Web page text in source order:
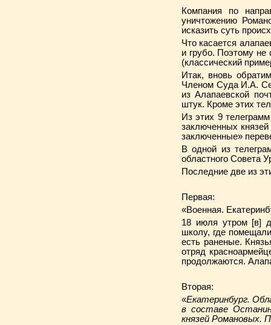
Компания по
уничтожению
исказить суть
Что касается
и грубо. Поэтому не
(классический
Итак, вновь
Членом Суда И.А.
из Алапаевской
штук. Кроме этих
Из этих 9
заключенных
заключенные»
В одной из
областного Совета
Последние две из
Первая:
«Военная.
18 июля утром [в]
школу, где
есть раненые.
отряд
продолжаются.
Вторая:
«Екатеринбург.
в составе
князей Романовых.